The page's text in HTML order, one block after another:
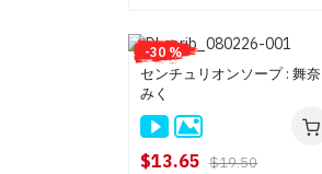
-30 %
センチュリオンソープ : 舞奈
みく
$13.65 $19.50